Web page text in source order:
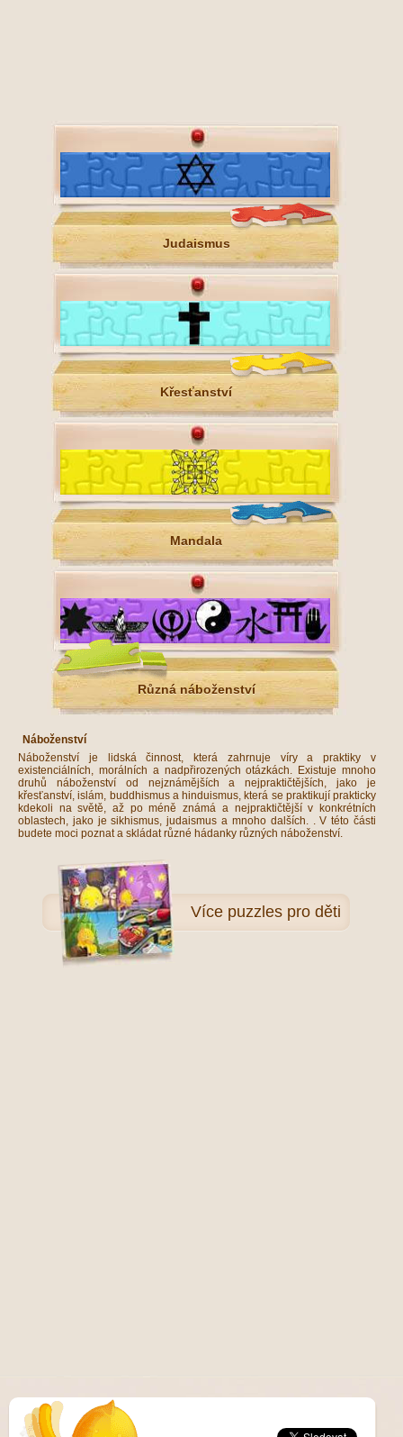
Judaismus
Křesťanství
Mandala
Různá náboženství
Náboženství
Náboženství je lidská činnost, která zahrnuje víry a praktiky v
existenciálních, morálních a nadpřirozených otázkách. Existuje mnoho
druhů náboženství od nejznámějších a nejpraktičtějších, jako je
křesťanství, islám, buddhismus a hinduismus, která se praktikují prakticky
kdekoli na světě, až po méně známá a nejpraktičtější v konkrétních
oblastech, jako je sikhismus, judaismus a mnoho dalších. . V této části
budete moci poznat a skládat různé hádanky různých náboženství.
Více puzzles pro děti